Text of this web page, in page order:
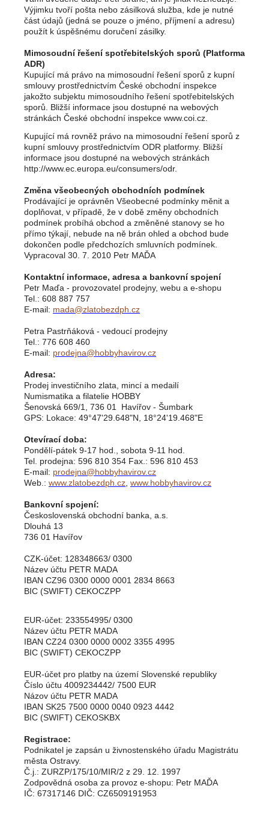
Výjimku tvoří pošta nebo zásilková služba, kde je nutné
část údajů (jedná se pouze o jméno, příjmení a adresu)
použít k úspěšnému doručení zásilky.
Mimosoudní řešení spotřebitelských sporů (Platforma
ADR)
Kupující má právo na mimosoudní řešení sporů z kupní
smlouvy prostřednictvím České obchodní inspekce
jakožto subjektu mimosoudního řešení spotřebitelských
sporů. Bližší informace jsou dostupné na webových
stránkách České obchodní inspekce www.coi.cz.
Kupující má rovněž právo na mimosoudní řešení sporů z
kupní smlouvy prostřednictvím ODR platformy. Bližší
informace jsou dostupné na webových stránkách
http://www.ec.europa.eu/consumers/odr.
Změna všeobecných obchodních podmínek
Prodávající je oprávněn Všeobecné podmínky měnit a
doplňovat, v případě, že v době změny obchodních
podmínek probíhá obchod a změněné stanovy se ho
přímo týkají, nebude na ně brán ohled a obchod bude
dokončen podle předchozích smluvních podmínek.
Vypracoval 30. 7. 2010 Petr MAĎA
Kontaktní informace, adresa a bankovní spojení
Petr Maďa - provozovatel prodejny, webu a e-shopu
Tel.: 608 887 757
E-mail: mada@zlatobezdph.cz
Petra Pastrňáková - vedoucí prodejny
Tel.: 776 608 460
E-mail: prodejna@hobbyhavirov.cz
Adresa:
Prodej investičního zlata, mincí a medailí
Numismatika a filatelie HOBBY
Šenovská 669/1, 736 01 Havířov - Šumbark
GPS: Lokace: 49°47'29.648"N, 18°24'19.468"E
Otevírací doba:
Pondělí-pátek 9-17 hod., sobota 9-11 hod.
Tel. prodejna: 596 810 354 Fax.: 596 810 453
E-mail: prodejna@hobbyhavirov.cz
Web.: www.zlatobezdph.cz www.hobbyhavirov.cz
Bankovní spojení:
Československá obchodní banka, a.s.
Dlouhá 13
736 01 Havířov
CZK-účet: 128348663/ 0300
Název účtu PETR MADA
IBAN CZ96 0300 0000 0001 2834 8663
BIC (SWIFT) CEKOCZPP
EUR-účet: 233554995/ 0300
Název účtu PETR MADA
IBAN CZ24 0300 0000 0002 3355 4995
BIC (SWIFT) CEKOCZPP
EUR-účet pro platby na území Slovenské republiky
Číslo účtu 4009234442/ 7500 EUR
Názov účtu PETR MADA
IBAN SK25 7500 0000 0040 0923 4442
BIC (SWIFT) CEKOSKBX
Registrace:
Podnikatel je zapsán u živnostenského úřadu Magistrátu
města Ostravy.
Č.j.: ZURZP/175/10/MIR/2 z 29. 12. 1997
Zodpovědná osoba za provoz e-shopu: Petr MAĎA
IČ: 67317146 DIČ: CZ6509191953